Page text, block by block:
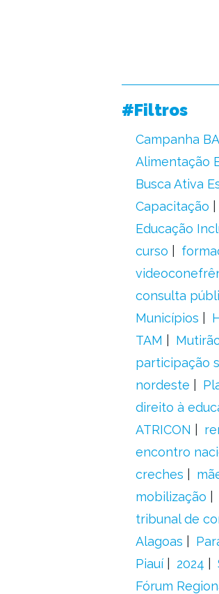
#Filtros
Campanha
Alimentação
Busca Ativa
Capacitação
Educação
curso
consulta
Municípios
TAM
participação
nordeste
direito à
ATRICON
encontro
creches
mobilização
tribunal de
Alagoas
Piauí
2024
Fórum